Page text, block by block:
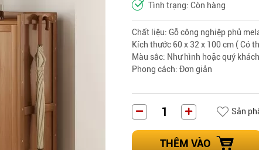
Tình trạng: Còn hàng
Chất liệu: Gỗ công nghiệp phủ
Kích thước 60 x 32 x 100 cm ( Có
Màu sắc: Như hình hoặc quý
Phong cách: Đơn giản
Sản
THÊM VÀO